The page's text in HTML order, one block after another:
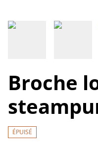
Broche
ÉPUISÉ